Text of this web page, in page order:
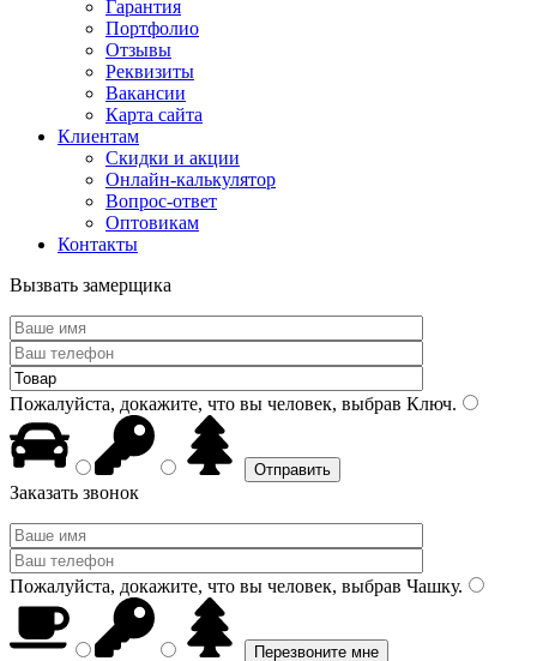
Гарантия
Портфолио
Отзывы
Реквизиты
Вакансии
Карта сайта
Клиентам
Скидки и акции
Онлайн-калькулятор
Вопрос-ответ
Оптовикам
Контакты
Вызвать замерщика
Пожалуйста, докажите, что вы человек, выбрав Ключ.
Заказать звонок
Пожалуйста, докажите, что вы человек, выбрав Чашку.